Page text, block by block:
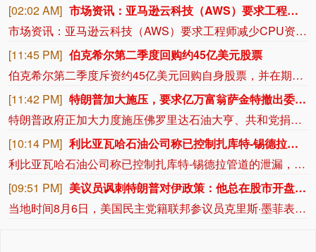
[02:02 AM]
市场资讯：亚马逊云科技（AWS）要求工程师减少CPU资源浪费，算力需求激增造成EC2算力资源紧张。部分工程师申请服务器，过去数小时即可到位，如今需要等待数日。
市场资讯：亚马逊云科技（AWS）要求工程师减少CPU资源浪费，算力需求激增造成EC2算力资源紧张。部分工程师申请服务器，过去数小时即可到位，如今需要等待数日。
[11:45 PM] 伯克希尔第二季度回购约45亿美元股票
伯克希尔第二季度斥资约45亿美元回购自身股票，并在期内买入近200亿美元股票，显示首席执行官阿贝尔正将公司庞大的现金储备更多投入市场。 伯克希尔第一季度开始回购股票，为一年多来的首次。阿贝尔今年早些时候表示，公司重新启动回购，是因为管理层认为股票的“内在价值”高于其市场价格。 CFRA Research分析师Cathy Seifert表示：“投资者会受到回购举措的鼓舞。这也是Greg接掌公司并彰显其主导地位的一种方式。” 此次股票回购为股东带来了自2021年以来规模最大的季度资本回报。伯克希尔第二季度现金储备降至3655亿美元，低于前一季度的约3970亿美元。
[11:42 PM]
特朗普加大施压，要求亿万富翁萨金特撤出委内瑞拉
特朗普政府正加大力度施压佛罗里达石油大亨、共和党捐赠人哈里·萨金特三世，要求其从委内瑞拉撤资。美国财政部周五冻结了萨金特旗下一家离岸公司的资产，该公司参与委内瑞拉石油开采业务。消息人士称，与此同时，财政部出具许可文件，准许他处置退出该企业的相关权益。美国财政部外国资产控制办公室对萨金特的蓝浪地产有限公司实施处罚，该公司目前按遭制裁状态开展业务。
[10:14 PM]
利比亚瓦哈石油公司称已控制扎库特-锡德拉管道的泄漏，经修复后已恢复运营。
利比亚瓦哈石油公司称已控制扎库特-锡德拉管道的泄漏，经修复后已恢复运营。
[09:51 PM]
美议员讽刺特朗普对伊政策：他总在股市开盘前说不打了
当地时间8月6日，美国民主党籍联邦参议员克里斯·墨菲表示，总统特朗普通常会在周日晚上或周一早上，也就是股市开盘前，宣布美伊战事即将结束。但战火已持续了六个月。（澎湃）